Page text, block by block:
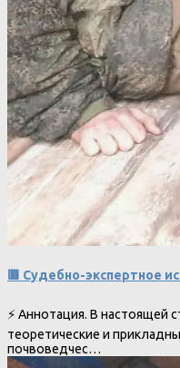
🟥 Судебно-экспертное
⚡ Аннотация. В настоящей
теоретические и
почвоведчес…